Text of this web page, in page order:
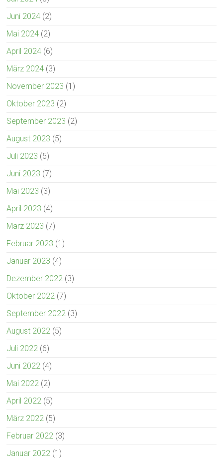
Juni 2024 (2)
Mai 2024 (2)
April 2024 (6)
März 2024 (3)
November 2023 (1)
Oktober 2023 (2)
September 2023 (2)
August 2023 (5)
Juli 2023 (5)
Juni 2023 (7)
Mai 2023 (3)
April 2023 (4)
März 2023 (7)
Februar 2023 (1)
Januar 2023 (4)
Dezember 2022 (3)
Oktober 2022 (7)
September 2022 (3)
August 2022 (5)
Juli 2022 (6)
Juni 2022 (4)
Mai 2022 (2)
April 2022 (5)
März 2022 (5)
Februar 2022 (3)
Januar 2022 (1)